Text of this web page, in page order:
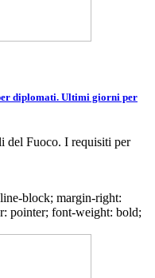
diplomati. Ultimi giorni per
del Fuoco. I requisiti per
block; margin-right:
pointer; font-weight: bold;